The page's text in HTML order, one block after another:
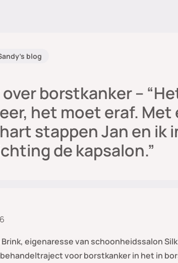
blog
borstkanker –
het moet eraf. Met
stappen Jan en ik
de kapsalon.”
eigenaresse van schoonheidssalon
voor borstkanker in het in